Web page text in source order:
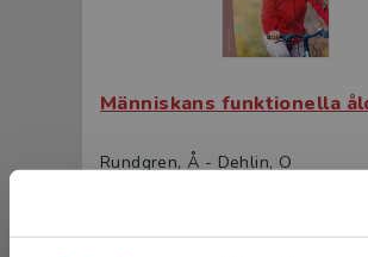
Människans funktionella
Rundgren, Å - Dehlin, O